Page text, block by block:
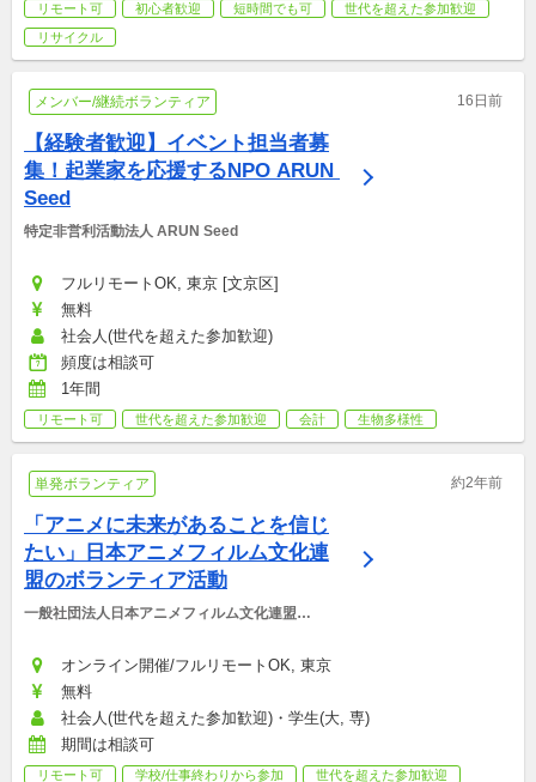
リモート可 初心者歓迎 短時間でも可
世代を超えた参加歓迎
リサイクル
メンバー/継続ボランティア 16日前
【経験者歓迎】イベント担当者募
集！起業家を応援するNPO ARUN
Seed
特定非営利活動法人 ARUN Seed
フルリモートOK, 東京 [文京区]
無料
社会人(世代を超えた参加歓迎)
頻度は相談可
1年間
リモート可 世代を超えた参加歓迎 会計 生物多様性
単発ボランティア 約2年前
「アニメに未来があることを信じ
たい」日本アニメフィルム文化連
盟のボランティア活動
一般社団法人日本アニメフィルム文化連盟
オンライン開催/フルリモートOK, 東京
無料
社会人(世代を超えた参加歓迎)・学生(大, 専)
期間は相談可
リモート可 学校/仕事終わりから参加 世代を超えた参加歓迎